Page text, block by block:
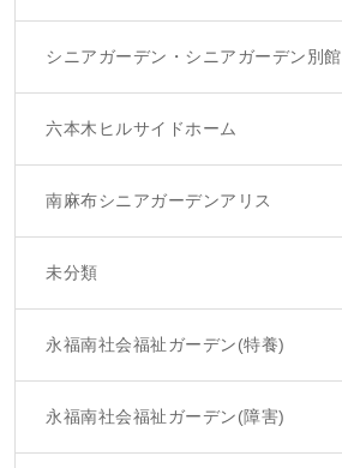
シニアガーデン・シニアガーデン別館
六本木ヒルサイドホーム
南麻布シニアガーデンアリス
未分類
永福南社会福祉ガーデン(特養)
永福南社会福祉ガーデン(障害)